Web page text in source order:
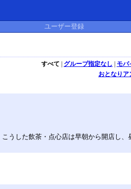
ユーザー登録
すべて グループ指定なし モバ
おとなりア
うした飲茶・点心店は早朝から開店し、